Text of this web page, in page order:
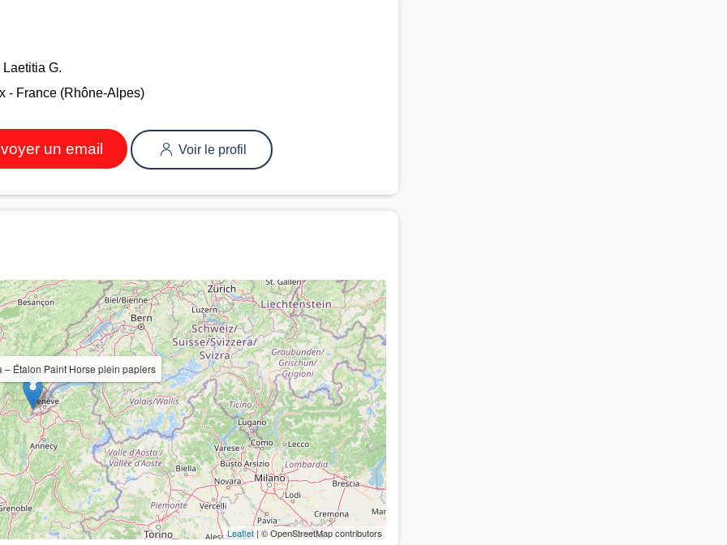
Laetitia G.
- France (Rhône-Alpes)
un email Voir le profil
– Étalon Paint Horse plein papiers
Leaflet| © OpenStreetMap contributors